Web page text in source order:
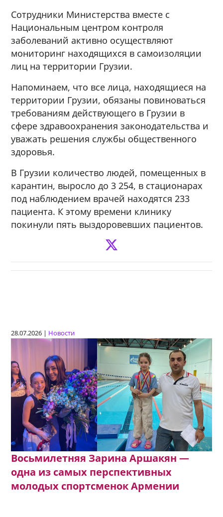
Сотрудники Министерства вместе с
Национальным центром контроля
заболеваний активно осуществляют
мониторинг находящихся в самоизоляции
лиц на территории Грузии.
Напоминаем, что все лица, находящиеся на
территории Грузии, обязаны повиноваться
требованиям действующего в Грузии в
сфере здравоохранения законодательства и
уважать решения службы общественного
здоровья.
В Грузии количество людей, помещенных в
карантин, выросло до 3 254, в стационарах
под наблюдением врачей находятся 233
пациента. К этому времени клинику
покинули пять выздоровевших пациентов.
28.07.2026 | Новости
Восьмилетняя Зарина Аршакян —
одна из самых перспективных
молодых спортсменок Армении